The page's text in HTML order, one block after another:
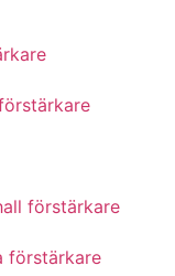
förstärkare
förstärkare